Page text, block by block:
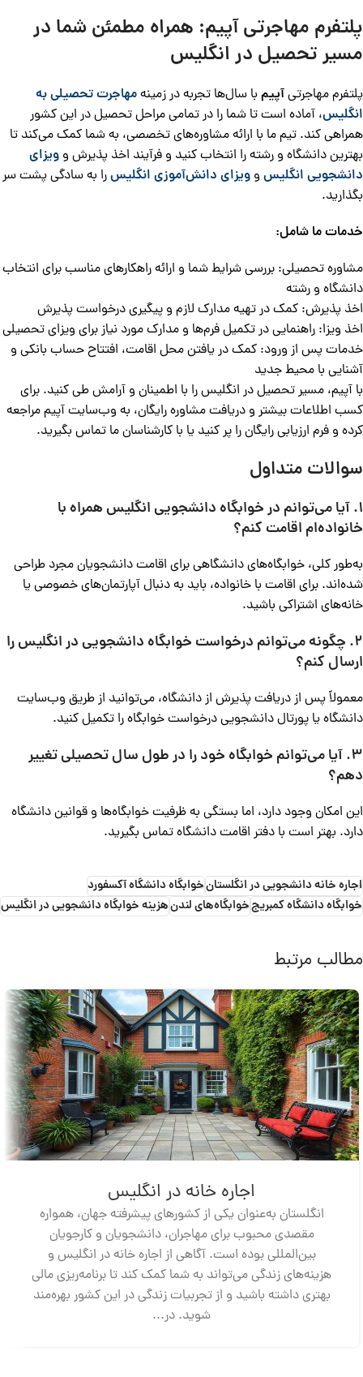
پلتفرم مهاجرتی آپیم: همراه مطمئن شما در
مسیر تحصیل در انگلیس
پلتفرم مهاجرتیآپیم با سال‌ها تجربه در زمینهمهاجرت تحصیلی به
انگلیس، آماده است تا شما را در تمامی مراحل تحصیل در این کشور
همراهی کند. تیم ما با ارائه مشاوره‌های تخصصی، به شما کمک می‌کند تا
بهترین دانشگاه و رشته را انتخاب کنید و فرآیند اخذ پذیرش و ویزای
دانشجویی انگلیس و ویزای دانش‌آموزی انگلیسرا به سادگی پشت سر
بگذارید.
خدمات ما شامل:
مشاوره تحصیلی: بررسی شرایط شما و ارائه راهکارهای مناسب برای انتخاب
دانشگاه و رشته
اخذ پذیرش: کمک در تهیه مدارک لازم و پیگیری درخواست پذیرش
اخذ ویزا: راهنمایی در تکمیل فرم‌ها و مدارک مورد نیاز برای ویزای تحصیلی
خدمات پس از ورود: کمک در یافتن محل اقامت، افتتاح حساب بانکی و
آشنایی با محیط جدید
با آپیم، مسیر تحصیل در انگلیس را با اطمینان و آرامش طی کنید. برای
کسب اطلاعات بیشتر و دریافت مشاوره رایگان، به وب‌سایت آپیم مراجعه
کرده و فرم ارزیابی رایگان را پر کنید یا با کارشناسان ما تماس بگیرید.
سوالات متداول
۱. آیا می‌توانم در خوابگاه دانشجویی انگلیس همراه با
خانواده‌ام اقامت کنم؟
به‌طور کلی، خوابگاه‌های دانشگاهی برای اقامت دانشجویان مجرد طراحی
شده‌اند. برای اقامت با خانواده، باید به دنبال آپارتمان‌های خصوصی یا
خانه‌های اشتراکی باشید.
۲. چگونه می‌توانم درخواست خوابگاه دانشجویی در انگلیس را
ارسال کنم؟
معمولاً پس از دریافت پذیرش از دانشگاه، می‌توانید از طریق وب‌سایت
دانشگاه یا پورتال دانشجویی درخواست خوابگاه را تکمیل کنید.
۳. آیا می‌توانم خوابگاه خود را در طول سال تحصیلی تغییر
دهم؟
این امکان وجود دارد، اما بستگی به ظرفیت خوابگاه‌ها و قوانین دانشگاه
دارد. بهتر است با دفتر اقامت دانشگاه تماس بگیرید.
اجاره خانه دانشجویی در انگلستانخوابگاه دانشگاه آکسفورد
خوابگاه دانشگاه کمبریجخوابگاه‌های لندنهزینه خوابگاه دانشجویی در انگلیس
مطالب مرتبط
اجاره خانه در انگلیس
انگلستان به‌عنوان یکی از کشورهای پیشرفته جهان، همواره
مقصدی محبوب برای مهاجران، دانشجویان و کارجویان
بین‌المللی بوده است. آگاهی از اجاره خانه در انگلیس و
هزینه‌های زندگی می‌تواند به شما کمک کند تا برنامه‌ریزی مالی
بهتری داشته باشید و از تجربیات زندگی در این کشور بهره‌مند
شوید. در...